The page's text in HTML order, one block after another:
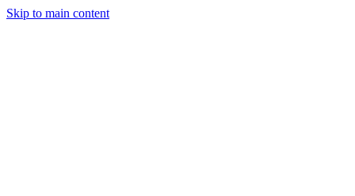
Skip to main content